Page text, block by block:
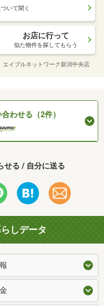
ついて聞く
お店に行って
似た物件を探してもらう
イブルネットワーク新潟中央店
わせる（2件）
せる / 自分に送る
しデータ